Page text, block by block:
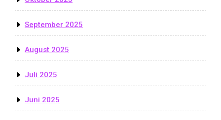
September 2025
August 2025
Juli 2025
Juni 2025